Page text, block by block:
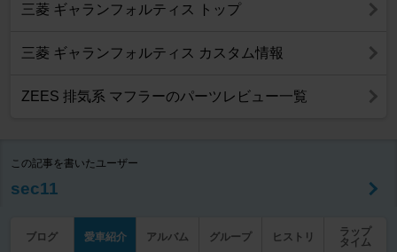
三菱 ギャランフォルティス トップ
三菱 ギャランフォルティス カスタム情報
ZEES 排気系 マフラーのパーツレビュー一覧
この記事を書いたユーザー
sec11
ブログ 愛車紹介 アルバム グループ ヒストリ
ラップ
タイム